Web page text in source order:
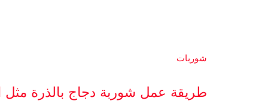
شوربات
طريقة عمل شوربة دجاج بالذرة مثل